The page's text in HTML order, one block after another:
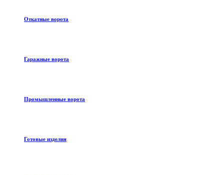
Откатные ворота
Гаражные ворота
Промышленные ворота
Готовые изделия